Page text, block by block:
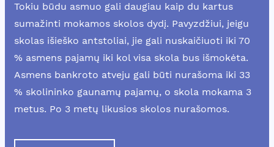
Tokiu būdu asmuo gali daugiau kaip du kartus
sumažinti mokamos skolos dydį. Pavyzdžiui, jeigu
skolas išieško antstoliai, jie gali nuskaičiuoti iki 70
% asmens pajamų iki kol visa skola bus išmokėta.
Asmens bankroto atveju gali būti nurašoma iki 33
% skolininko gaunamų pajamų, o skola mokama 3
metus. Po 3 metų likusios skolos nurašomos.